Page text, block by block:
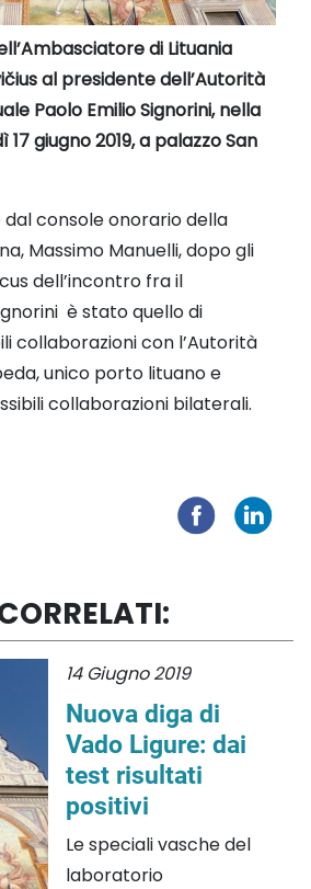
di Lituania
al presidente dell’Autorità
Paolo Emilio Signorini, nella
giugno 2019, a palazzo San
console onorario della
Massimo Manuelli, dopo gli
dell’incontro fra il
è stato quello di
collaborazioni con l’Autorità
unico porto lituano e
collaborazioni bilaterali.
14 Giugno 2019
Nuova diga di
Vado Ligure: dai
test risultati
positivi
Le speciali vasche del
laboratorio